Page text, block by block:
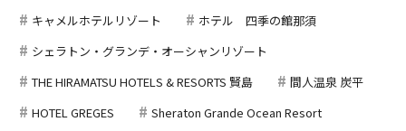
キャメルホテルリゾート
ホテル 四季の館那須
シェラトン・グランデ・オーシャンリゾート
THE HIRAMATSU HOTELS & RESORTS 賢島
間人温泉 炭平
HOTEL GREGES
Sheraton Grande Ocean Resort